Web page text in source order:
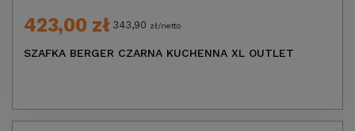
423,00 zł 343,90 zł/netto
SZAFKA BERGER CZARNA KUCHENNA XL OUTLET